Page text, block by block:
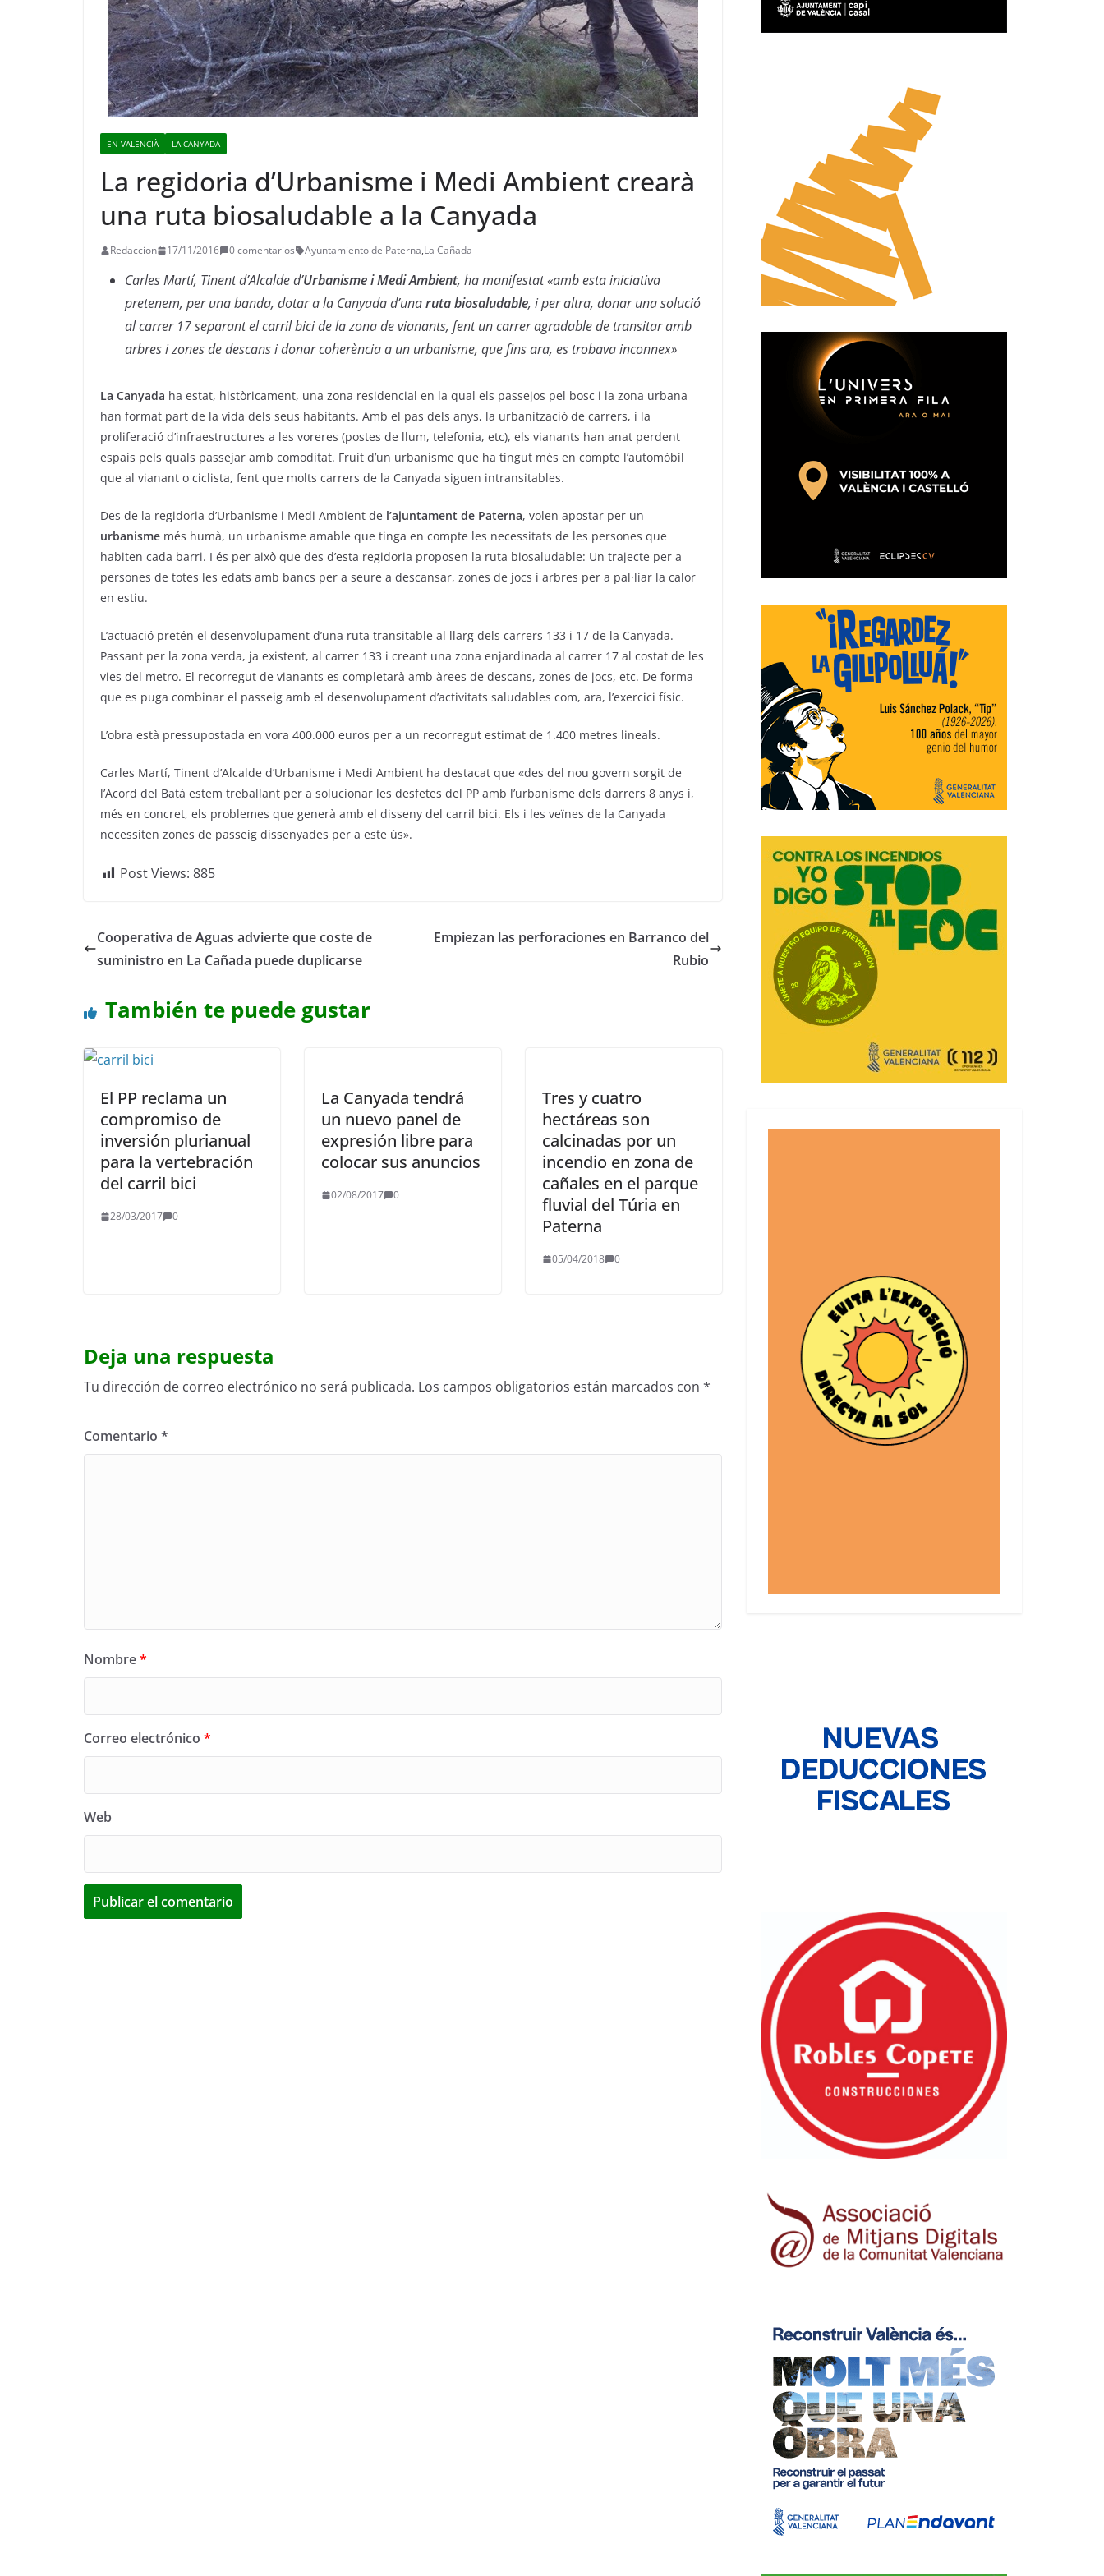
EN VALENCIÀ LA CANYADA
La regidoria d’Urbanisme i Medi Ambient crearà
una ruta biosaludable a la Canyada
Redaccion 17/11/2016 0 comentarios Ayuntamiento de Paterna,La Cañada
Carles Martí, Tinent d’Alcalde d’Urbanisme i Medi Ambient, ha manifestat «amb esta iniciativa
pretenem, per una banda, dotar a la Canyada d’unaruta biosaludable, i per altra, donar una solució
al carrer 17 separant el carril bici de la zona de vianants, fent un carrer agradable de transitar amb
arbres i zones de descans i donar coherència a un urbanisme, que fins ara, es trobava inconnex»
La Canyada ha estat, històricament, una zona residencial en la qual els passejos pel bosc i la zona urbana
han format part de la vida dels seus habitants. Amb el pas dels anys, la urbanització de carrers, i la
proliferació d’infraestructures a les voreres (postes de llum, telefonia, etc), els vianants han anat perdent
espais pels quals passejar amb comoditat. Fruit d’un urbanisme que ha tingut més en compte l’automòbil
que al vianant o ciclista, fent que molts carrers de la Canyada siguen intransitables.
Des de la regidoria d’Urbanisme i Medi Ambient de l’ajuntament de Paterna, volen apostar per un
urbanisme més humà, un urbanisme amable que tinga en compte les necessitats de les persones que
habiten cada barri. I és per això que des d’esta regidoria proposen la ruta biosaludable: Un trajecte per a
persones de totes les edats amb bancs per a seure a descansar, zones de jocs i arbres per a pal·liar la calor
en estiu.
L’actuació pretén el desenvolupament d’una ruta transitable al llarg dels carrers 133 i 17 de la Canyada.
Passant per la zona verda, ja existent, al carrer 133 i creant una zona enjardinada al carrer 17 al costat de les
vies del metro. El recorregut de vianants es completarà amb àrees de descans, zones de jocs, etc. De forma
que es puga combinar el passeig amb el desenvolupament d’activitats saludables com, ara, l’exercici físic.
L’obra està pressupostada en vora 400.000 euros per a un recorregut estimat de 1.400 metres lineals.
Carles Martí, Tinent d’Alcalde d’Urbanisme i Medi Ambient ha destacat que «des del nou govern sorgit de
l’Acord del Batà estem treballant per a solucionar les desfetes del PP amb l’urbanisme dels darrers 8 anys i,
més en concret, els problemes que generà amb el disseny del carril bici. Els i les veïnes de la Canyada
necessiten zones de passeig dissenyades per a este ús».
Post Views: 885
Cooperativa de Aguas advierte que coste de
suministro en La Cañada puede duplicarse
Empiezan las perforaciones en Barranco del
Rubio
También te puede gustar
El PP reclama un
compromiso de
inversión plurianual
para la vertebración
del carril bici
28/03/2017 0
La Canyada tendrá
un nuevo panel de
expresión libre para
colocar sus anuncios
02/08/2017 0
Tres y cuatro
hectáreas son
calcinadas por un
incendio en zona de
cañales en el parque
fluvial del Túria en
Paterna
05/04/2018 0
Deja una respuesta
Tu dirección de correo electrónico no será publicada. Los campos obligatorios están marcados con *
Comentario *
Nombre*
Correo electrónico *
Web